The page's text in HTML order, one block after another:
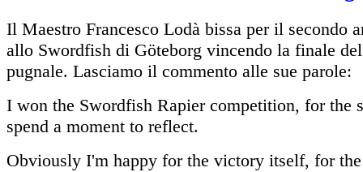
Il Maestro Francesco Lodà bissa per il secondo
allo Swordfish di Göteborg vincendo la finale
pugnale. Lasciamo il commento alle sue parole:
I won the Swordfish Rapier competition, for the
spend a moment to reflect.
Obviously I'm happy for the victory itself, for